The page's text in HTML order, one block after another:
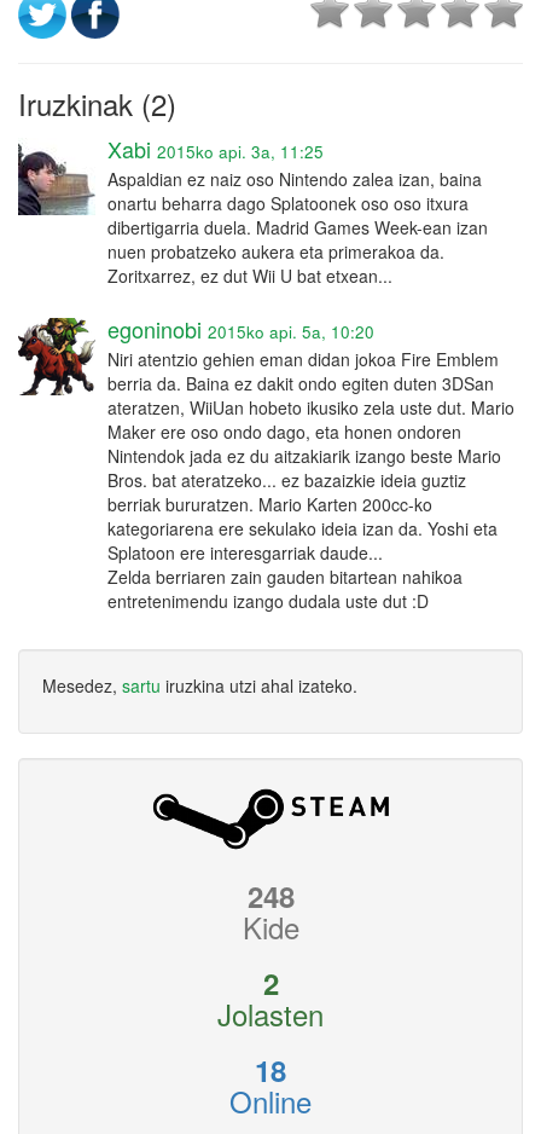
Iruzkinak (2)
Xabi 2015ko api. 3a, 11:25
Aspaldian ez naiz oso Nintendo zalea izan, baina
onartu beharra dago Splatoonek oso oso itxura
dibertigarria duela. Madrid Games Week-ean izan
nuen probatzeko aukera eta primerakoa da.
Zoritxarrez, ez dut Wii U bat etxean...
egoninobi 2015ko api. 5a, 10:20
Niri atentzio gehien eman didan jokoa Fire Emblem
berria da. Baina ez dakit ondo egiten duten 3DSan
ateratzen, WiiUan hobeto ikusiko zela uste dut. Mario
Maker ere oso ondo dago, eta honen ondoren
Nintendok jada ez du aitzakiarik izango beste Mario
Bros. bat ateratzeko... ez bazaizkie ideia guztiz
berriak bururatzen. Mario Karten 200cc-ko
kategoriarena ere sekulako ideia izan da. Yoshi eta
Splatoon ere interesgarriak daude...
Zelda berriaren zain gauden bitartean nahikoa
entretenimendu izango dudala uste dut :D
Mesedez, sartu iruzkina utzi ahal izateko.
248
Kide
2
Jolasten
18
Online